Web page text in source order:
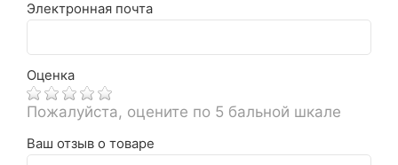
Электронная почта
Оценка
Пожалуйста, оцените по 5 бальной шкале
Ваш отзыв о товаре